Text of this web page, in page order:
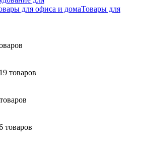
для офиса и домаТовары для
19 товаров
товаров